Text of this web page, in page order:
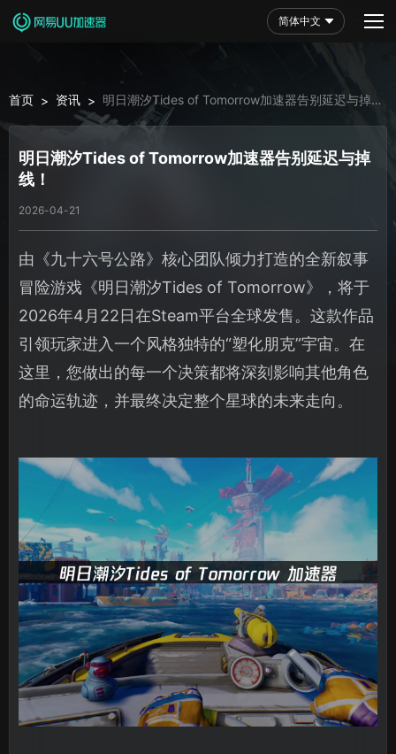
简体中文
首页 > 资讯 > 明日潮汐Tides of Tomorrow加速器告别延迟与掉
线！
明日潮汐Tides of Tomorrow加速器告别延迟与掉
线！
2026-04-21
由《九十六号公路》核心团队倾力打造的全新叙事
冒险游戏《明日潮汐Tides of Tomorrow》，将于
2026年4月22日在Steam平台全球发售。这款作品
引领玩家进入一个风格独特的“塑化朋克”宇宙。在
这里，您做出的每一个决策都将深刻影响其他角色
的命运轨迹，并最终决定整个星球的未来走向。